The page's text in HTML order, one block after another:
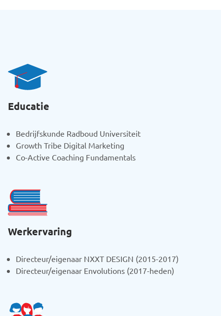
Educatie
Bedrijfskunde Radboud Universiteit
Growth Tribe Digital Marketing
Co-Active Coaching Fundamentals
Werkervaring
Directeur/eigenaar NXXT DESIGN (2015-2017)
Directeur/eigenaar Envolutions (2017-heden)